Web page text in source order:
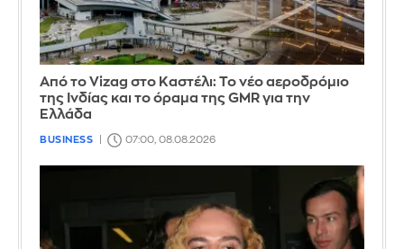
Από το Vizag στο Καστέλι: Το νέο αεροδρόμιο
της Ινδίας και το όραμα της GMR για την
Ελλάδα
BUSINESS 07:00, 08.08.2026